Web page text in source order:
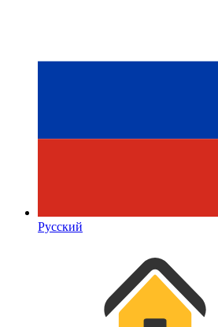
Русский